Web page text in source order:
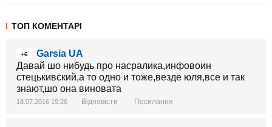
ТОП КОМЕНТАРІ
+6
Garsia UA
Давай шо нибудь про насралика,инфовоин
стецькивский,а то одно и тоже,везде юля,все и так
знают,шо она виновата
18.07.2016 19:26 Відповісти Посилання